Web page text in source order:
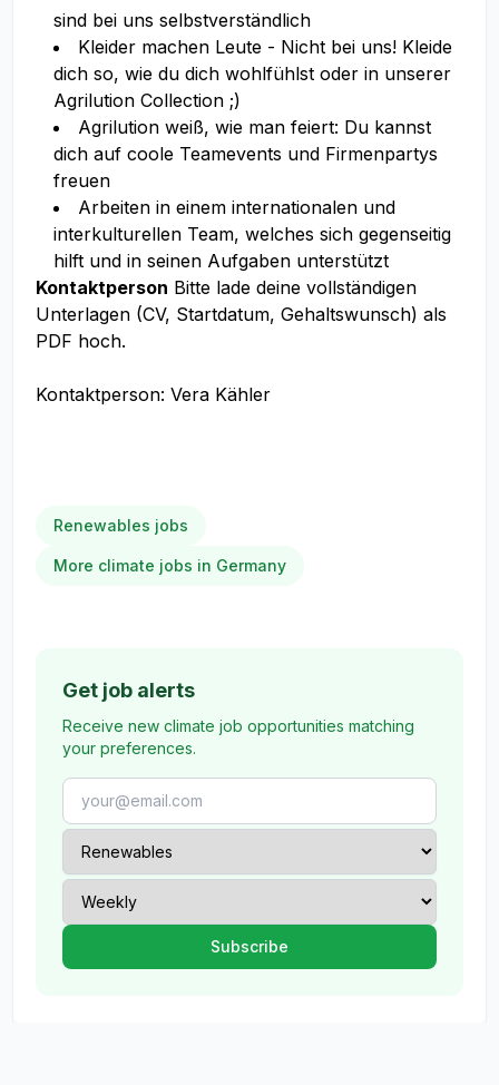
sind bei uns selbstverständlich
Kleider machen Leute - Nicht bei uns! Kleide
dich so, wie du dich wohlfühlst oder in unserer
Agrilution Collection ;)
Agrilution weiß, wie man feiert: Du kannst
dich auf coole Teamevents und Firmenpartys
freuen
Arbeiten in einem internationalen und
interkulturellen Team, welches sich gegenseitig
hilft und in seinen Aufgaben unterstützt
Kontaktperson Bitte lade deine vollständigen
Unterlagen (CV, Startdatum, Gehaltswunsch) als
PDF hoch.
Kontaktperson: Vera Kähler
Renewables jobs
More climate jobs in Germany
Get job alerts
Receive new climate job opportunities matching
your preferences.